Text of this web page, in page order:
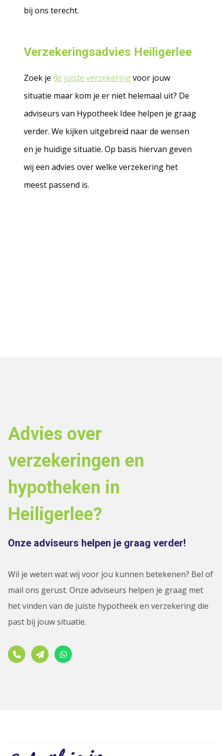
bij ons terecht.
Verzekeringsadvies Heiligerlee
Zoek je de juiste verzekeringvoor jouw
situatie maar kom je er niet helemaal uit? De
adviseurs van Hypotheek Idee helpen je graag
verder. We kijken uitgebreid naar de wensen
en je huidige situatie. Op basis hiervan geven
wij een advies over welke verzekering het
meest passend is.
Advies over
verzekeringen en
hypotheken in
Heiligerlee?
Onze adviseurs helpen je graag verder!
Wil je weten wat wij voor jou kunnen betekenen? Bel of
mail ons gerust. Onze adviseurs helpen je graag met
het vinden van de juiste hypotheek en verzekering die
past bij jouw situatie.